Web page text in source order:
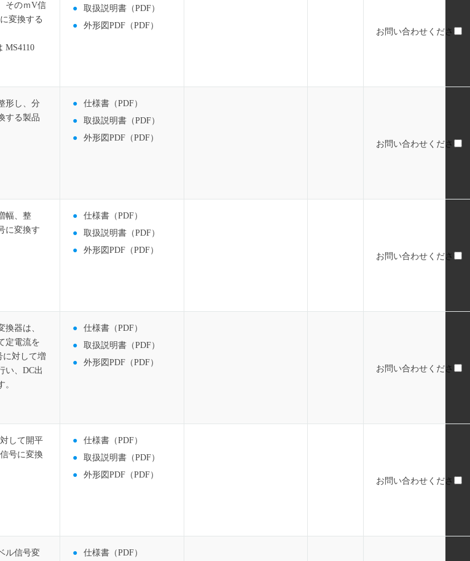
そのｍV信
変換する
MS4110
取扱説明書（PDF）
外形図PDF（PDF）
お問い合わせください
形し、分
する製品
仕様書（PDF）
取扱説明書（PDF）
外形図PDF（PDF）
お問い合わせください
幅、整
に変換す
仕様書（PDF）
取扱説明書（PDF）
外形図PDF（PDF）
お問い合わせください
換器は、
定電流を
に対して増
い、DC出
仕様書（PDF）
取扱説明書（PDF）
外形図PDF（PDF）
お問い合わせください
して開平
号に変換
仕様書（PDF）
取扱説明書（PDF）
外形図PDF（PDF）
お問い合わせください
ル信号変 仕様書（PDF）